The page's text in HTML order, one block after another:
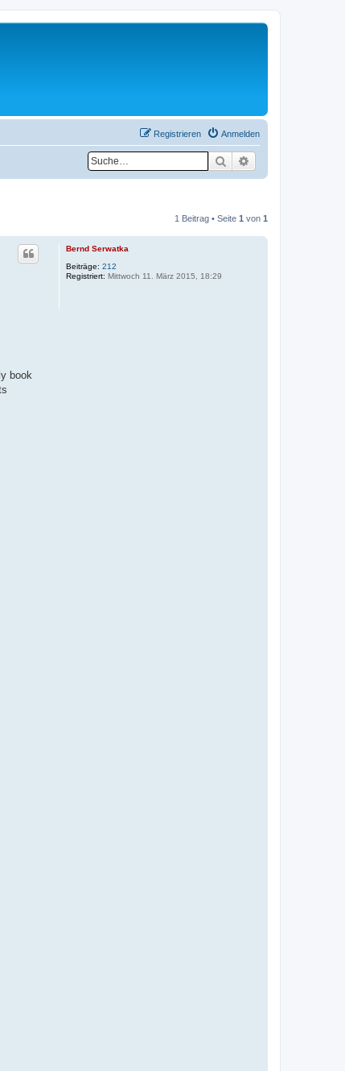
Anmelden
Registrieren
Suche
1 Beitrag • Seite 1 von 1
Bernd Serwatka
Beiträge: 212
Registriert: Mittwoch 11. März 2015, 18:29
book